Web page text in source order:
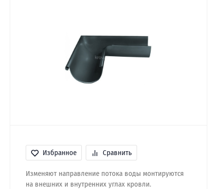
Избранное Сравнить
Изменяют направление потока воды монтируются
на внешних и внутренних углах кровли.